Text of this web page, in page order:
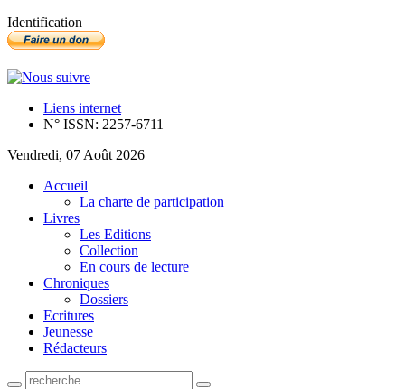
Identification
Liens internet
N° ISSN: 2257-6711
Vendredi, 07 Août 2026
Accueil
La charte de participation
Livres
Les Editions
Collection
En cours de lecture
Chroniques
Dossiers
Ecritures
Jeunesse
Rédacteurs